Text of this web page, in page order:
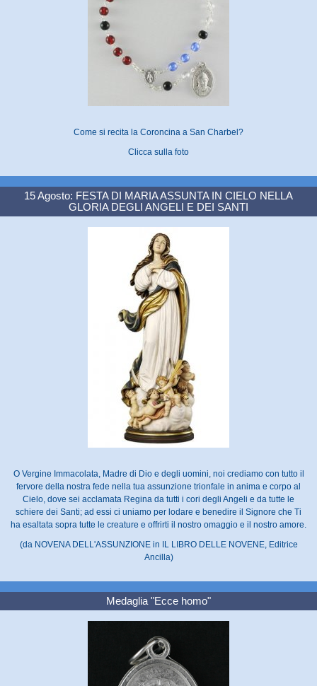
Come si recita la Coroncina a San Charbel?
Clicca sulla foto
15 Agosto: FESTA DI MARIA ASSUNTA IN CIELO NELLA
GLORIA DEGLI ANGELI E DEI SANTI
O Vergine Immacolata, Madre di Dio e degli uomini, noi crediamo con tutto il
fervore della nostra fede nella tua assunzione trionfale in anima e corpo al
Cielo, dove sei acclamata Regina da tutti i cori degli Angeli e da tutte le
schiere dei Santi; ad essi ci uniamo per lodare e benedire il Signore che Ti
ha esaltata sopra tutte le creature e offrirti il nostro omaggio e il nostro amore.
(da NOVENA DELL'ASSUNZIONE in IL LIBRO DELLE NOVENE, Editrice
Ancilla)
Medaglia "Ecce homo"